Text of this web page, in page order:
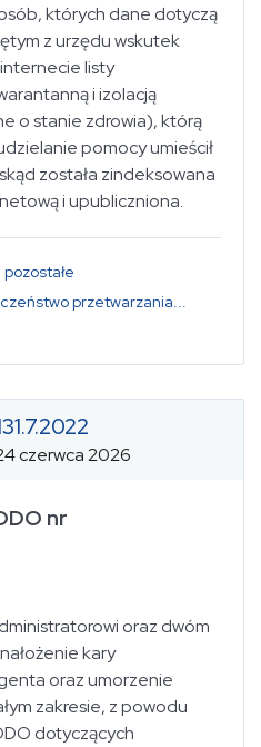
których dane dotyczą
z urzędu wskutek
listy
i izolacją
o stanie zdrowia), którą
pomocy umieścił
została zindeksowana
i upubliczniona.
pozostałe
przetwarzania...
czerwca 2026
nr
oraz dwóm
kary
oraz umorzenie
zakresie, z powodu
dotyczących